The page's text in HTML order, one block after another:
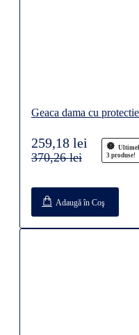
Geaca dama cu
3 produse!
259,18 lei
370,26 lei
Adaugă în Coş